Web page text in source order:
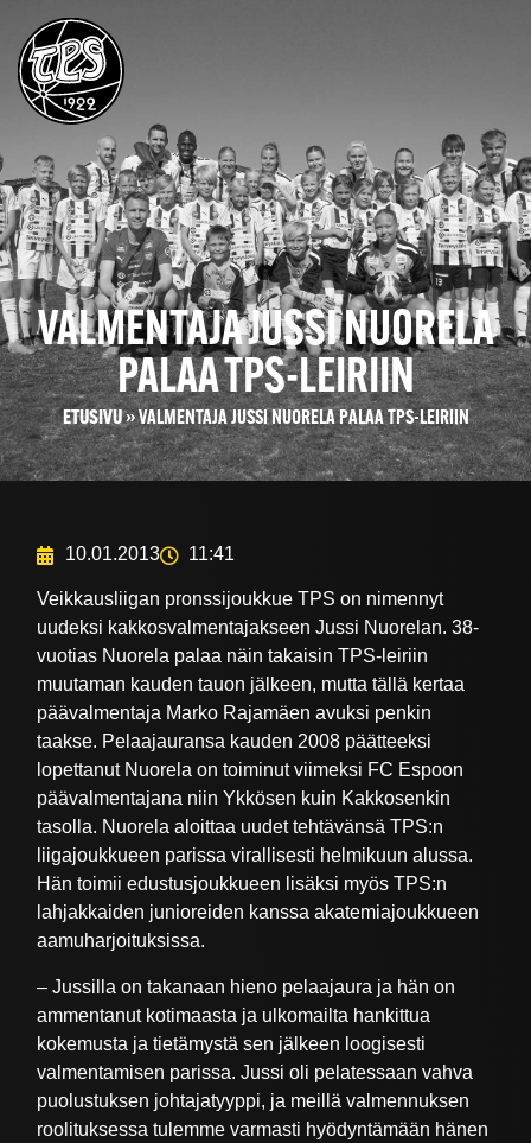
VALMENTAJA JUSSI NUORELA
PALAA TPS-LEIRIIN
ETUSIVU»VALMENTAJA JUSSI NUORELA PALAA TPS-LEIRIIN
10.01.2013 11:41
Veikkausliigan pronssijoukkue TPS on nimennyt
uudeksi kakkosvalmentajakseen Jussi Nuorelan. 38-
vuotias Nuorela palaa näin takaisin TPS-leiriin
muutaman kauden tauon jälkeen, mutta tällä kertaa
päävalmentaja Marko Rajamäen avuksi penkin
taakse. Pelaajauransa kauden 2008 päätteeksi
lopettanut Nuorela on toiminut viimeksi FC Espoon
päävalmentajana niin Ykkösen kuin Kakkosenkin
tasolla. Nuorela aloittaa uudet tehtävänsä TPS:n
liigajoukkueen parissa virallisesti helmikuun alussa.
Hän toimii edustusjoukkueen lisäksi myös TPS:n
lahjakkaiden junioreiden kanssa akatemiajoukkueen
aamuharjoituksissa.
– Jussilla on takanaan hieno pelaajaura ja hän on
ammentanut kotimaasta ja ulkomailta hankittua
kokemusta ja tietämystä sen jälkeen loogisesti
valmentamisen parissa. Jussi oli pelatessaan vahva
puolustuksen johtajatyyppi, ja meillä valmennuksen
roolituksessa tulemme varmasti hyödyntämään hänen